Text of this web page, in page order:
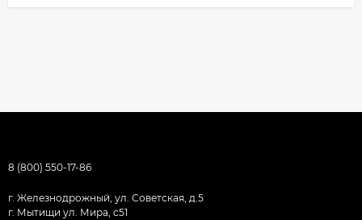
8 (800) 550-17-86
г. Железнодрожный, ул. Советская, д.5
г. Мытищи ул. Мира, с51